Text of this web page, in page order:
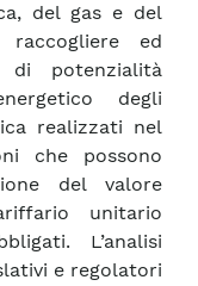
del gas e del
ed
potenzialità
degli
realizzati nel
che possono
del valore
unitario
L’analisi
e regolatori